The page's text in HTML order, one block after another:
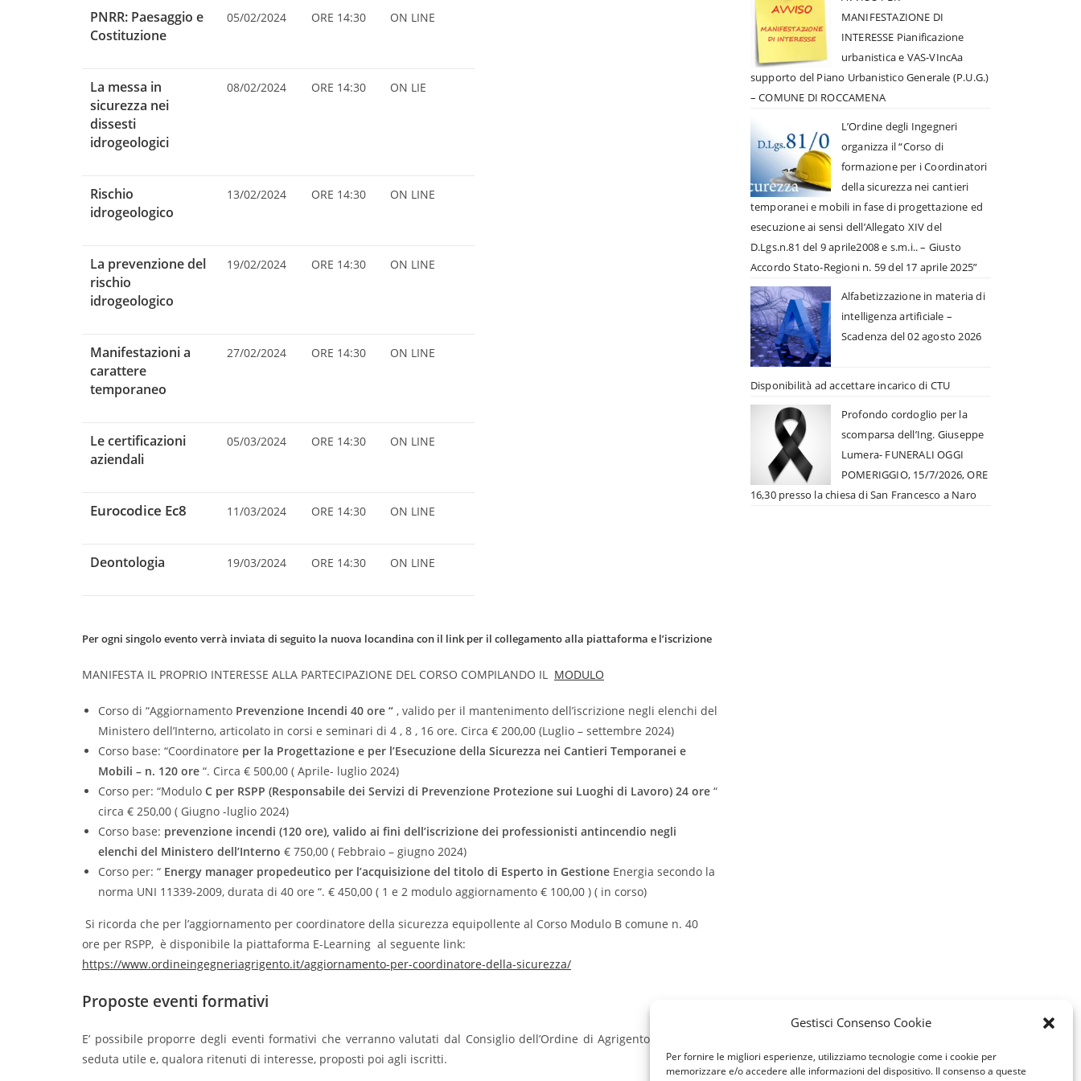
Gestisci Consenso Cookie
Per fornire le migliori esperienze, utilizziamo tecnologie come i cookie per
memorizzare e/o accedere alle informazioni del dispositivo. Il consenso a queste
PNRR: Paesaggio e
Costituzione
05/02/2024 ORE 14:30 ON LINE
La messa in
sicurezza nei
dissesti
idrogeologici
08/02/2024 ORE 14:30 ON LIE
Rischio
idrogeologico
13/02/2024 ORE 14:30 ON LINE
La prevenzione del
rischio
idrogeologico
19/02/2024 ORE 14:30 ON LINE
Manifestazioni a
carattere
temporaneo
27/02/2024 ORE 14:30 ON LINE
Le certificazioni
aziendali
05/03/2024 ORE 14:30 ON LINE
Eurocodice Ec8 11/03/2024 ORE 14:30 ON LINE
Deontologia 19/03/2024 ORE 14:30 ON LINE
Per ogni singolo evento verrà inviata di seguito la nuova locandina con il link per il collegamento alla piattaforma e l’iscrizione
MANIFESTA IL PROPRIO INTERESSE ALLA PARTECIPAZIONE DEL CORSO COMPILANDO IL MODULO
Corso di “Aggiornamento Prevenzione Incendi 40 ore “ , valido per il mantenimento dell’iscrizione negli elenchi del
Ministero dell’Interno, articolato in corsi e seminari di 4 , 8 , 16 ore. Circa € 200,00 (Luglio – settembre 2024)
Corso base: “Coordinatore per la Progettazione e per l’Esecuzione della Sicurezza nei Cantieri Temporanei e
Mobili – n. 120 ore “. Circa € 500,00 ( Aprile- luglio 2024)
Corso per: “Modulo C per RSPP (Responsabile dei Servizi di Prevenzione Protezione sui Luoghi di Lavoro) 24 ore “
circa € 250,00 ( Giugno -luglio 2024)
Corso base: prevenzione incendi (120 ore), valido ai fini dell’iscrizione dei professionisti antincendio negli
elenchi del Ministero dell’Interno € 750,00 ( Febbraio – giugno 2024)
Corso per: “ Energy manager propedeutico per l’acquisizione del titolo di Esperto in Gestione Energia secondo la
norma UNI 11339-2009, durata di 40 ore “. € 450,00 ( 1 e 2 modulo aggiornamento € 100,00 ) ( in corso)
Si ricorda che per l’aggiornamento per coordinatore della sicurezza equipollente al Corso Modulo B comune n. 40
ore per RSPP, è disponibile la piattaforma E-Learning al seguente link:
https://www.ordineingegneriagrigento.it/aggiornamento-per-coordinatore-della-sicurezza/
Proposte eventi formativi
E’ possibile proporre degli eventi formativi che verranno valutati dal Consiglio dell’Ordine di Agrigento nella prima
seduta utile e, qualora ritenuti di interesse, proposti poi agli iscritti.
MANIFESTAZIONE DI
INTERESSE Pianificazione
urbanistica e VAS-VIncAa
supporto del Piano Urbanistico Generale (P.U.G.)
– COMUNE DI ROCCAMENA
L’Ordine degli Ingegneri
organizza il “Corso di
formazione per i Coordinatori
della sicurezza nei cantieri
temporanei e mobili in fase di progettazione ed
esecuzione ai sensi dell’Allegato XIV del
D.Lgs.n.81 del 9 aprile2008 e s.m.i.. – Giusto
Accordo Stato-Regioni n. 59 del 17 aprile 2025”
Alfabetizzazione in materia di
intelligenza artificiale –
Scadenza del 02 agosto 2026
Disponibilità ad accettare incarico di CTU
Profondo cordoglio per la
scomparsa dell’Ing. Giuseppe
Lumera- FUNERALI OGGI
POMERIGGIO, 15/7/2026, ORE
16,30 presso la chiesa di San Francesco a Naro